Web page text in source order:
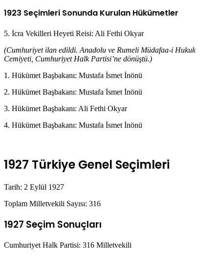
1923 Seçimleri Sonunda Kurulan Hükümetler
5. İcra Vekilleri Heyeti Reisi: Ali Fethi Okyar
(Cumhuriyet ilan edildi. Anadolu ve Rumeli Müdafaa-i Hukuk
Cemiyeti, Cumhuriyet Halk Partisi’ne dönüştü.)
1. Hükümet Başbakanı: Mustafa İsmet İnönü
2. Hükümet Başbakanı: Mustafa İsmet İnönü
3. Hükümet Başbakanı: Ali Fethi Okyar
4. Hükümet Başbakanı: Mustafa İsmet İnönü
1927 Türkiye Genel Seçimleri
Tarih: 2 Eylül 1927
Toplam Milletvekili Sayısı: 316
1927 Seçim Sonuçları
Cumhuriyet Halk Partisi: 316 Milletvekili